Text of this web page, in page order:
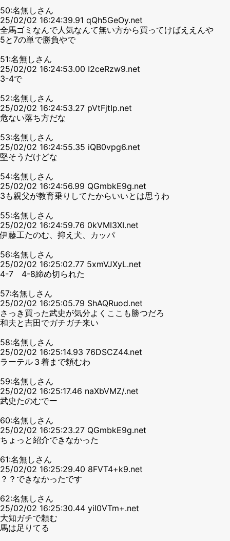
50:名無しさん
25/02/02 16:24:39.91 qQh5GeOy.net
全馬ゴミなんで人気なんて無い方から買ってけばええんや
5と7の単で勝負やで
51:名無しさん
25/02/02 16:24:53.00 I2ceRzw9.net
3-4で
52:名無しさん
25/02/02 16:24:53.27 pVtFjtIp.net
危ない落ち方だな
53:名無しさん
25/02/02 16:24:55.35 iQB0vpg6.net
堅そうだけどな
54:名無しさん
25/02/02 16:24:56.99 QGmbkE9g.net
3も親父が教育乗りしてたからいいとは思うわ
55:名無しさん
25/02/02 16:24:59.76 0kVMI3XI.net
伊藤工たのむ、抑え犬、カッパ
56:名無しさん
25/02/02 16:25:02.77 5xmVJXyL.net
4-7 4-8締め切られた
57:名無しさん
25/02/02 16:25:05.79 ShAQRuod.net
さっき買った武史が気分よくここも勝つだろ
和夫と吉田でガチガチ来い
58:名無しさん
25/02/02 16:25:14.93 76DSCZ44.net
ラーテル３着まで頼むわ
59:名無しさん
25/02/02 16:25:17.46 naXbVMZ/.net
武史たのむでー
60:名無しさん
25/02/02 16:25:23.27 QGmbkE9g.net
ちょっと紹介できなかった
61:名無しさん
25/02/02 16:25:29.40 8FVT4+k9.net
？？できなかったです
62:名無しさん
25/02/02 16:25:30.44 yiI0VTm+.net
大知ガチで頼む
馬は足りてる